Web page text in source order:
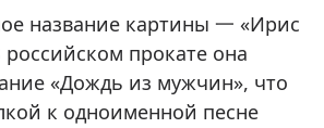
название картины 一 «Ирис
прокате она
«Дождь из мужчин», что
к одноименной песне